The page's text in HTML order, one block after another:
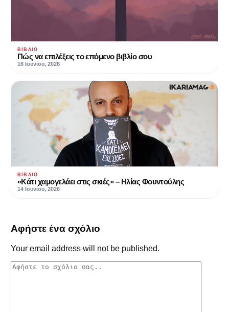
ΒΙΒΛΊΟ
Πώς να επιλέξεις το επόμενο βιβλίο σου
16 Ιουνίου, 2026
ΒΙΒΛΊΟ
«Κάτι χαμογελάει στις σκιές» – Ηλίας Φουντούλης
14 Ιουνίου, 2026
Αφήστε ένα σχόλιο
Your email address will not be published.